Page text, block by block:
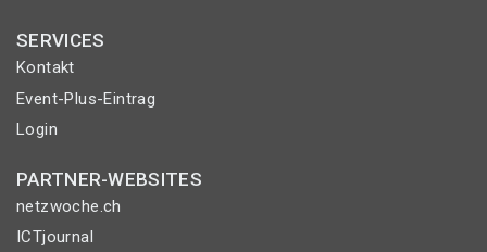
SERVICES
Kontakt
Event-Plus-Eintrag
Login
PARTNER-WEBSITES
netzwoche.ch
ICTjournal